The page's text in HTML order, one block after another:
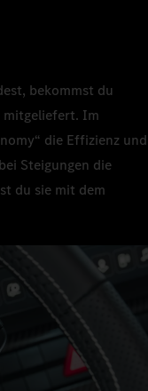
bekommst du
mitgeliefert. Im
die Effizienz und
Steigungen die
du sie mit dem